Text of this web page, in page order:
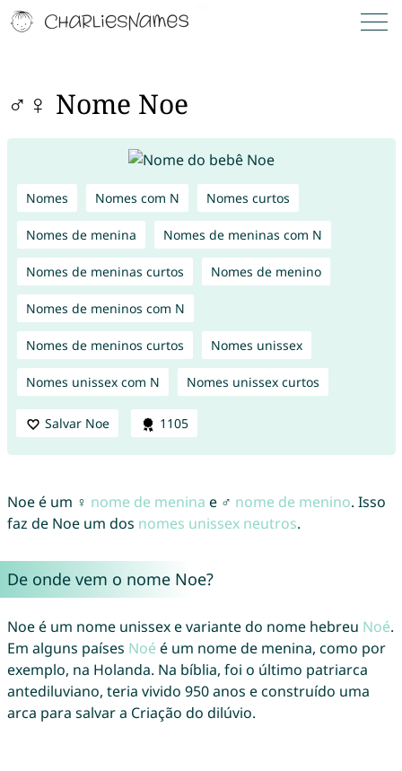
♂♀ Nome Noe
Nomes Nomes com N Nomes curtos
Nomes de menina Nomes de meninas com N
Nomes de meninas curtos Nomes de menino
Nomes de meninos com N
Nomes de meninos curtos Nomes unissex
Nomes unissex com N Nomes unissex curtos
Salvar Noe 1105
Noe é um ♀ nome de menina e ♂ nome de menino. Isso
faz de Noe um dos nomes unissex neutros.
De onde vem o nome Noe?
Noe é um nome unissex e variante do nome hebreu Noé.
Em alguns países Noé é um nome de menina, como por
exemplo, na Holanda. Na bíblia, foi o último patriarca
antediluviano, teria vivido 950 anos e construído uma
arca para salvar a Criação do dilúvio.